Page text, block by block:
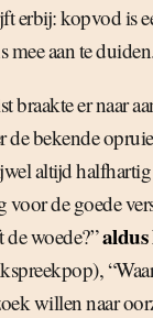
erbij: kopvod is
mee aan te
braakte er naar
de bekende
altijd halfhartig
de goede
woede?”
willen naar